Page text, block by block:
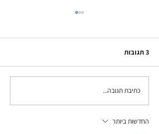
חלום של בית
3 תגובות
כתיבת תגובה...
החדשות ביותר